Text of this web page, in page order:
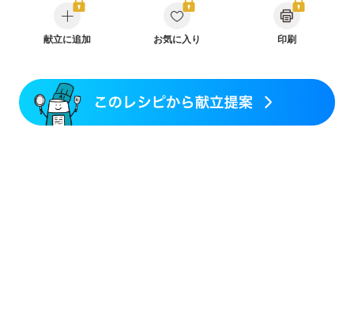
糖尿病性腎症（第３期）
CKD（ステージ１）
CKD（ステージ２）
CKD（ステージ３a）
乳がん（抗がん剤治療中）
乳がん（ホルモン療法中）
妊娠中(初期)
妊婦健診・血圧が気になる（初期）
妊婦健診・血糖値が気になる（初期）
献立に追加 お気に入り 印刷